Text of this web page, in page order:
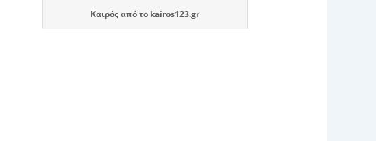
Καιρόςαπό το kairos123.gr